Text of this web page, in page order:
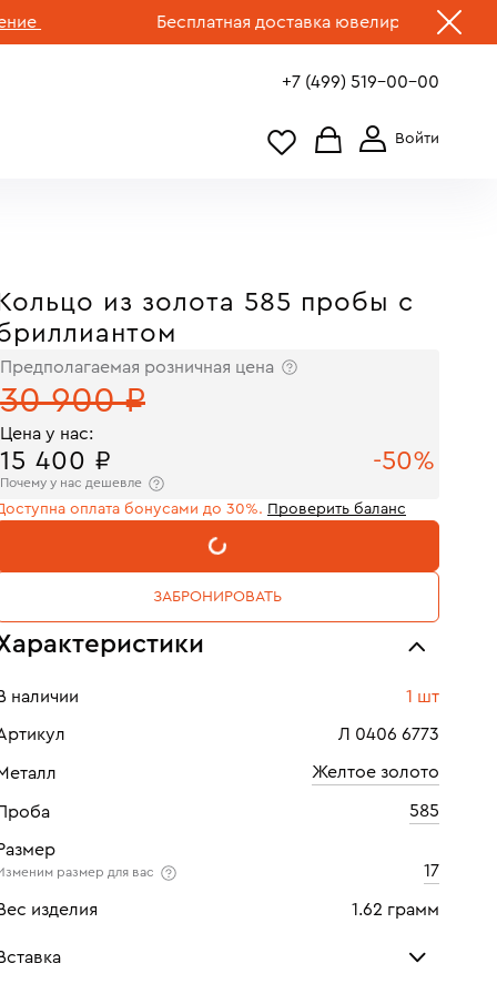
Бесплатная доставка ювелирных изделий по
+7 (499) 519-00-00
Кольцо из золота 585 пробы с
Предполагаемая розничная цена
30 900 ₽
Цена у нас:
15 400 ₽ -50%
Почему у нас дешевле
оплата бонусами до 30%. Проверить баланс
В КОРЗИНУ
ЗАБРОНИРОВАТЬ
наличии 1 шт
Л 0406 6773
Желтое золото
585
размер для вас 17
изделия 1.62 грамм